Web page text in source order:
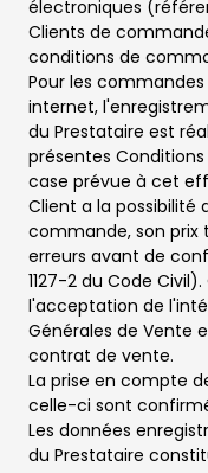
électroniques
Clients de
conditions de
Pour les
internet,
du Prestataire est
présentes
case prévue à cet
Client a la possibilité
commande, son prix
erreurs avant de
1127-2 du Code
l'acceptation de
Générales de Vente
contrat de vente.
La prise en compte
celle-ci sont
Les données
du Prestataire